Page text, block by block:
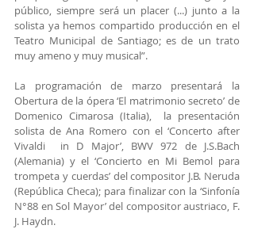
público, siempre será un placer (...) junto a la
solista ya hemos compartido producción en el
Teatro Municipal de Santiago; es de un trato
muy ameno y muy musical”.
La programación de marzo presentará la
Obertura de la ópera ‘El matrimonio secreto’ de
Domenico Cimarosa (Italia),  la presentación
solista de Ana Romero con el ‘Concerto after
Vivaldi  in D Major’, BWV 972 de J.S.Bach
(Alemania) y el ‘Concierto en Mi Bemol para
trompeta y cuerdas’ del compositor J.B. Neruda
(República Checa); para finalizar con la ‘Sinfonía
N°88 en Sol Mayor’ del compositor austriaco, F.
J. Haydn.